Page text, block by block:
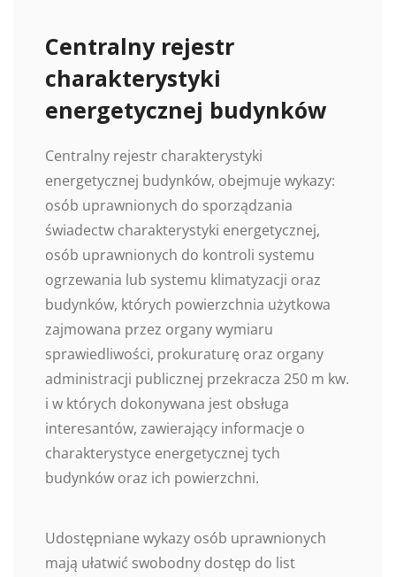
Centralny rejestr
charakterystyki
energetycznej budynków
Centralny rejestr charakterystyki
energetycznej budynków, obejmuje wykazy:
osób uprawnionych do sporządzania
świadectw charakterystyki energetycznej,
osób uprawnionych do kontroli systemu
ogrzewania lub systemu klimatyzacji oraz
budynków, których powierzchnia użytkowa
zajmowana przez organy wymiaru
sprawiedliwości, prokuraturę oraz organy
administracji publicznej przekracza 250 m kw.
i w których dokonywana jest obsługa
interesantów, zawierający informacje o
charakterystyce energetycznej tych
budynków oraz ich powierzchni.
Udostępniane wykazy osób uprawnionych
mają ułatwić swobodny dostęp do list